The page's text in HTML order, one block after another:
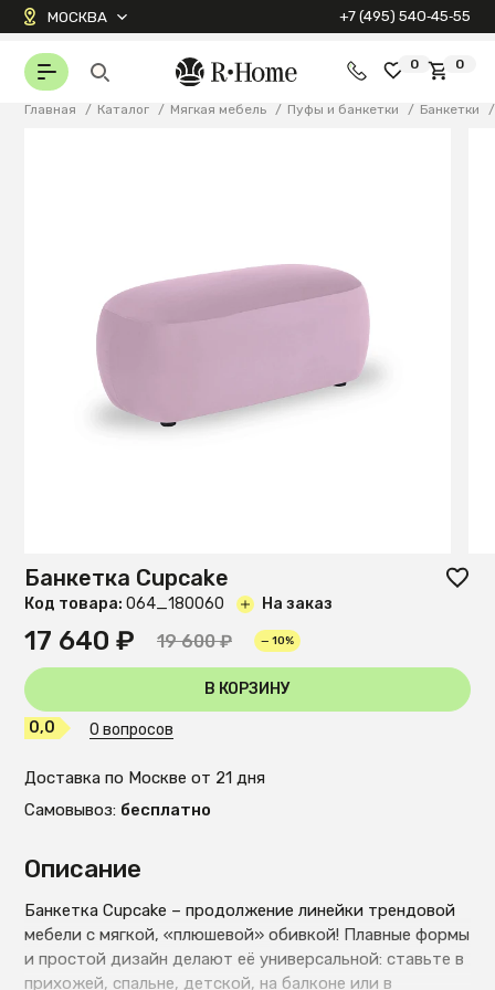
МОСКВА +7 (495) 540‑45‑55
0 0
Главная / Каталог / Мягкая мебель / Пуфы и банкетки / Банкетки /
Описание
Банкетка Cupcake – продолжение линейки трендовой
мебели с мягкой, «плюшевой» обивкой! Плавные формы
и простой дизайн делают её универсальной: ставьте в
прихожей, спальне, детской, на балконе или в
Банкетка Cupcake
Код товара: O64_180060 На заказ
17 640 ₽ 19 600 ₽ — 10%
В КОРЗИНУ
0,0 0 вопросов
Доставка по Москве от 21 дня
Самовывоз: бесплатно